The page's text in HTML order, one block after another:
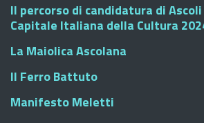
Il percorso di candidatura di Ascoli
Capitale Italiana della Cultura
La Maiolica Ascolana
Il Ferro Battuto
Manifesto Meletti